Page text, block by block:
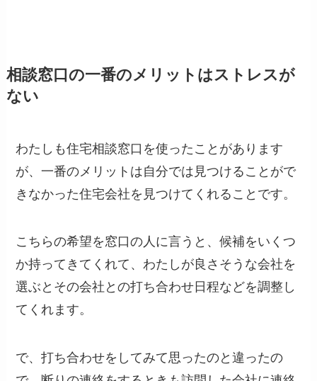
相談窓口の一番のメリットはストレスが
ない
わたしも住宅相談窓口を使ったことがあります
が、一番のメリットは自分では見つけることがで
きなかった住宅会社を見つけてくれることです。
こちらの希望を窓口の人に言うと、候補をいくつ
か持ってきてくれて、わたしが良さそうな会社を
選ぶとその会社との打ち合わせ日程などを調整し
てくれます。
で、打ち合わせをしてみて思ったのと違ったの